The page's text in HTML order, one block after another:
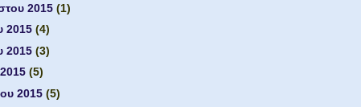
2015 (1)
2015 (4)
2015 (3)
(5)
2015 (5)